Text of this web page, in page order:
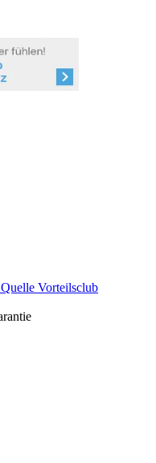
Vorteilsclub